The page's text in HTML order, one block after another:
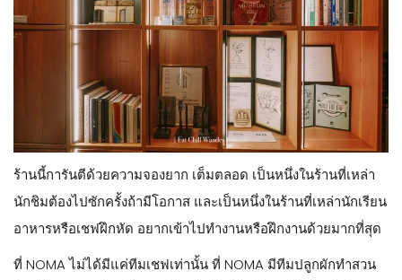
ร้านนี้การันตีด้วยความจองยาก เต็มตลอด เป็นหนึ่งในร้านที่เหล่า
นักชิมต้องไปซักครั้งถ้ามีโอกาส และเป็นหนึ่งในร้านที่เหล่านักเรียน
อาหารหรือเชฟฝึกหัด อยากเข้าไปทำงานหรือฝึกงานด้วยมากที่สุด
ที่ NOMA ไม่ได้มีแค่ทีมเชฟเท่านั้น ที่ NOMA มีทีมปลูกผักทำสวน